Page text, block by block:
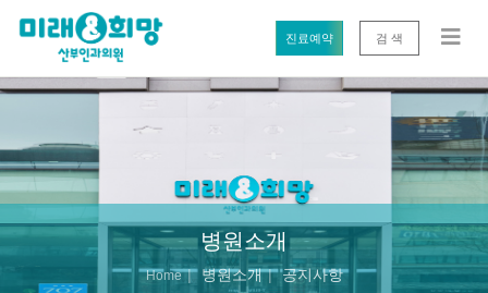
진료예약 검 색
병원소개
Home 병원소개 공지사항